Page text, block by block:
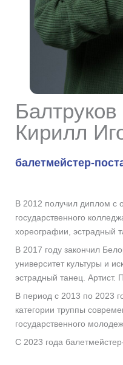
Балтруков
Кирилл
балетмейстер-
В 2012 получил диплом с
государственного
хореографии, эстрадный
В 2017 году закончил
университет культуры и
эстрадный танец. Артист.
В период с 2013 по 2023
категории труппы
государственного
С 2023 года